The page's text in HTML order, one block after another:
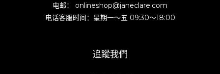
电邮： onlineshop@janeclare.com
电话客服时间：星期一～五 09:30～18:00
追蹤我們